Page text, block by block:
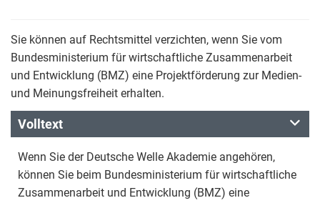
Sie können auf Rechtsmittel verzichten, wenn Sie vom
Bundesministerium für wirtschaftliche Zusammenarbeit
und Entwicklung (BMZ) eine Projektförderung zur Medien-
und Meinungsfreiheit erhalten.
Volltext
Wenn Sie der Deutsche Welle Akademie angehören,
können Sie beim Bundesministerium für wirtschaftliche
Zusammenarbeit und Entwicklung (BMZ) eine